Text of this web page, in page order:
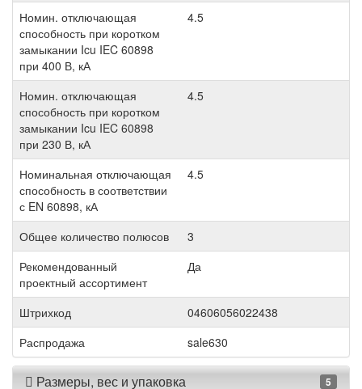
Номин. отключающая
способность при коротком
замыкании Icu IEC 60898
при 400 В, кА
4.5
Номин. отключающая
способность при коротком
замыкании Icu IEC 60898
при 230 В, кА
4.5
Номинальная отключающая
способность в соответствии
с EN 60898, кА
4.5
Общее количество полюсов
3
Рекомендованный
проектный ассортимент
Да
Штрихкод
04606056022438
Распродажа
sale630
Размеры, вес и упаковка 5